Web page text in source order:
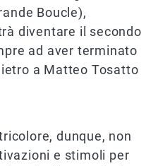
Boucle),
diventare il secondo
ad aver terminato
a Matteo Tosatto
dunque, non
e stimoli per